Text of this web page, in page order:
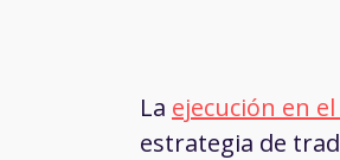
La ejecución en
estrategia de